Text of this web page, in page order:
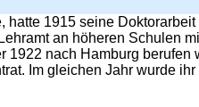
1915 seine
an höheren Schulen
nach Hamburg
Im gleichen Jahr wurde